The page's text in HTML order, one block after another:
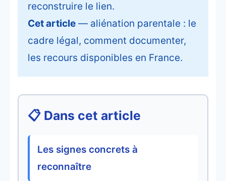
reconstruire le lien.
Cet article — aliénation parentale : le
cadre légal, comment documenter,
les recours disponibles en France.
📋 Dans cet article
Les signes concrets à
reconnaître